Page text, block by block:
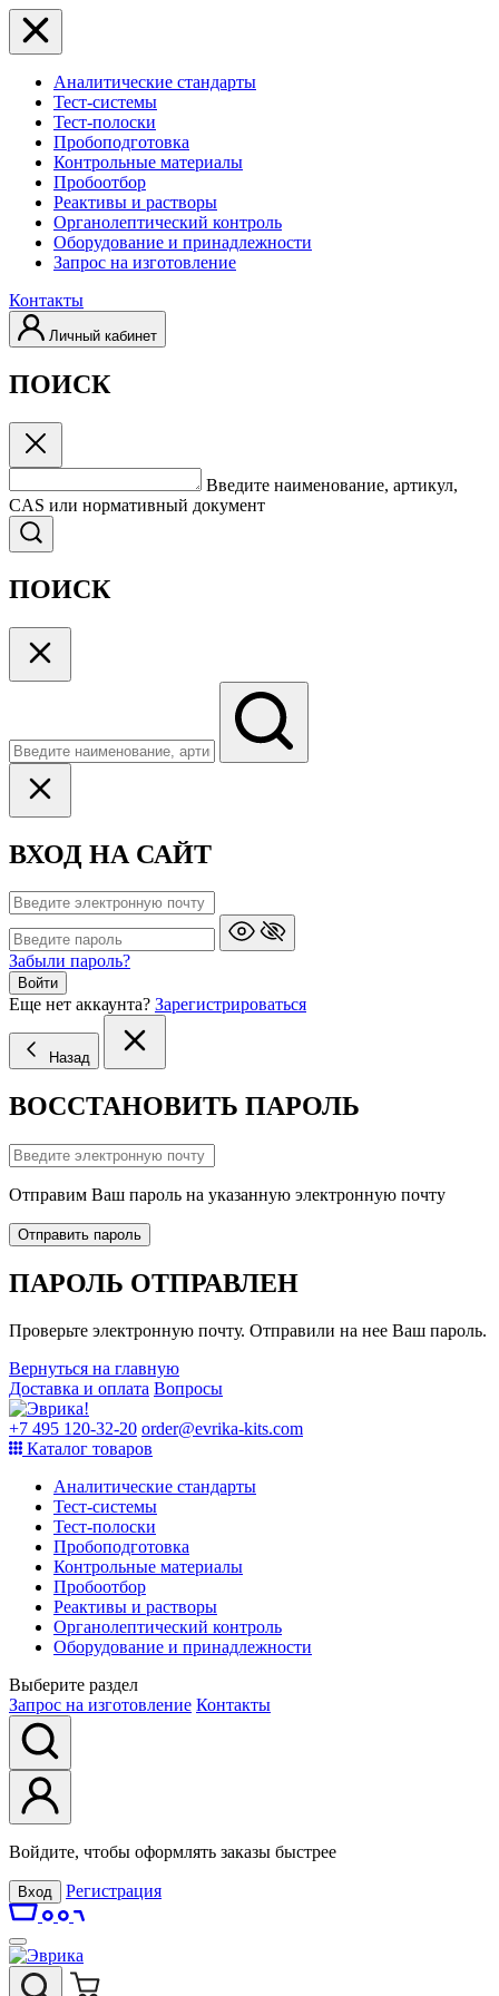
Аналитические стандарты
Тест-системы
Тест-полоски
Пробоподготовка
Контрольные материалы
Пробоотбор
Реактивы и растворы
Органолептический контроль
Оборудование и принадлежности
Запрос на изготовление
Контакты
Личный кабинет
ПОИСК
Введите наименование, артикул,
CAS или нормативный документ
ПОИСК
ВХОД НА САЙТ
Забыли пароль?
Войти
Еще нет аккаунта? Зарегистрироваться
Назад
ВОССТАНОВИТЬ ПАРОЛЬ
Отправим Ваш пароль на указанную электронную почту
Отправить пароль
ПАРОЛЬ ОТПРАВЛЕН
Проверьте электронную почту. Отправили на нее Ваш пароль.
Вернуться на главную
Доставка и оплата Вопросы
+7 495 120-32-20 order@evrika-kits.com
Каталог товаров
Аналитические стандарты
Тест-системы
Тест-полоски
Пробоподготовка
Контрольные материалы
Пробоотбор
Реактивы и растворы
Органолептический контроль
Оборудование и принадлежности
Выберите раздел
Запрос на изготовление Контакты
Войдите, чтобы оформлять заказы быстрее
Вход Регистрация